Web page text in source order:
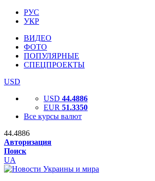
РУС
УКР
ВИДЕО
ФОТО
ПОПУЛЯРНЫЕ
СПЕЦПРОЕКТЫ
USD
USD 44.4886
EUR 51.3350
Все курсы валют
44.4886
Авторизация
Поиск
UA